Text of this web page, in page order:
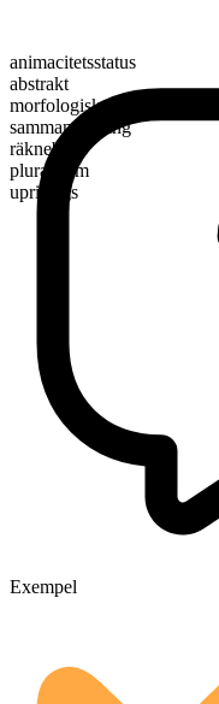
animacitetsstatus
abstrakt
morfologisk sammansättning
sammansättning
räknebart
pluralform
uprisings
Exempel